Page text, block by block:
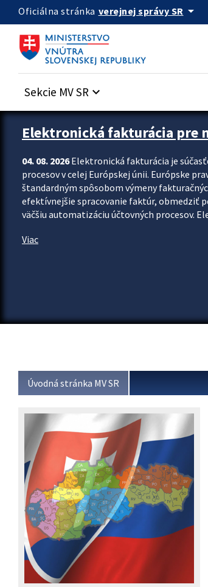
Preskocit na hlavný obsah
Oficiálna stránka verejnej správy SR arrow_drop_down
Sekcie MV SR keyboard_arrow_down
Zastavit automatický posun upútavok
Elektronická fakturácia pre
04. 08. 2026Elektronická fakturácia je
procesov v celej Európskej únii. Európske
štandardným spôsobom výmeny
efektívnejšie spracovanie faktúr, obmedziť
väčšiu automatizáciu účtovných procesov.
Viac
Úvodná stránka MV SR